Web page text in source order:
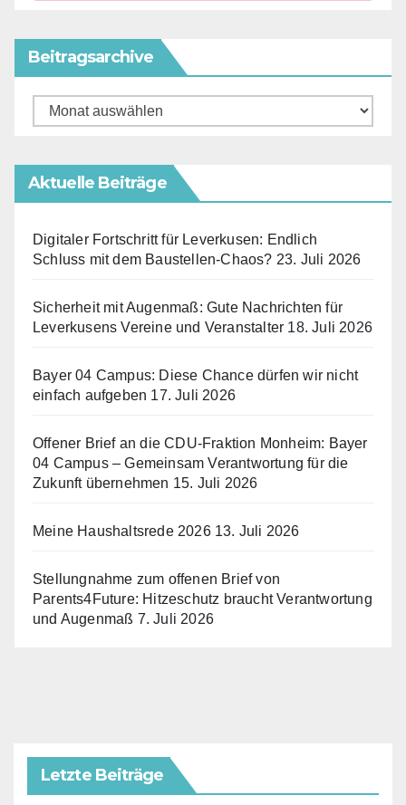
Beitragsarchive
Beitragsarchive
Aktuelle Beiträge
Digitaler Fortschritt für Leverkusen: Endlich
Schluss mit dem Baustellen-Chaos? 23. Juli 2026
Sicherheit mit Augenmaß: Gute Nachrichten für
Leverkusens Vereine und Veranstalter 18. Juli 2026
Bayer 04 Campus: Diese Chance dürfen wir nicht
einfach aufgeben 17. Juli 2026
Offener Brief an die CDU-Fraktion Monheim: Bayer
04 Campus – Gemeinsam Verantwortung für die
Zukunft übernehmen 15. Juli 2026
Meine Haushaltsrede 2026 13. Juli 2026
Stellungnahme zum offenen Brief von
Parents4Future: Hitzeschutz braucht Verantwortung
und Augenmaß 7. Juli 2026
Letzte Beiträge